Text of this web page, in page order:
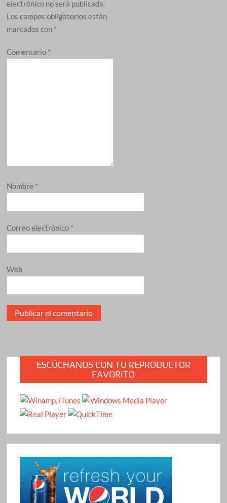
electrónico no será publicada.
Los campos obligatorios están
marcados con *
Comentario *
Nombre *
Correo electrónico *
Web
ESCÚCHANOS CON TU REPRODUCTOR
FAVORITO